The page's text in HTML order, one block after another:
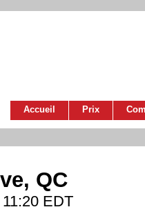
Accueil Prix
QC
EDT